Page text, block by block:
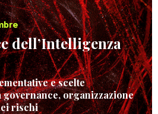
dell’Intelligenza
e scelte
organizzazione
rischi